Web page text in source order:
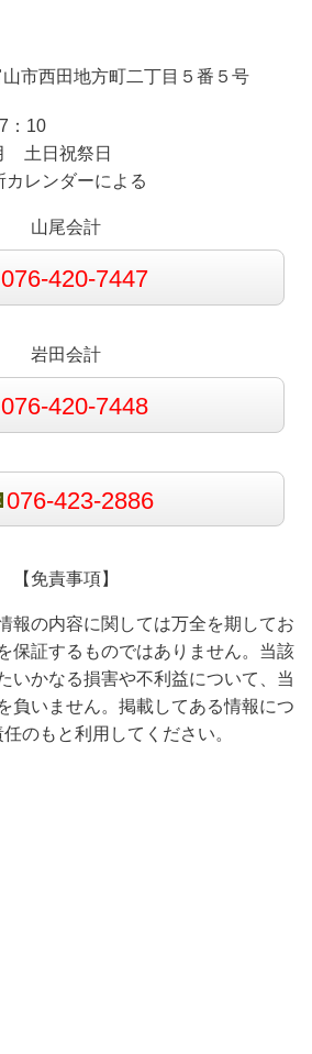
市西田地方町二丁目５番５号
：10
土日祝祭日
レンダーによる
山尾会計
076-420-7447
岩田会計
076-420-7448
076-423-2886
【免責事項】
報の内容に関しては万全を期してお
保証するものではありません。当該
いかなる損害や不利益について、当
負いません。掲載してある情報につ
のもと利用してください。